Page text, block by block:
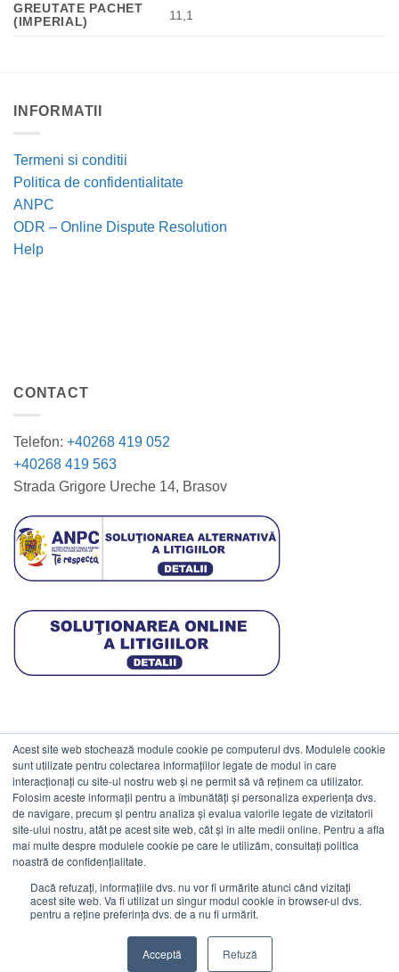
Acest site web stochează module cookie pe computerul dvs. Modulele cookie
sunt utilizate pentru colectarea informațiilor legate de modul în care
interacționați cu site-ul nostru web și ne permit să vă reținem ca utilizator.
Folosim aceste informații pentru a îmbunătăți și personaliza experiența dvs.
de navigare, precum și pentru analiza și evalua valorile legate de vizitatorii
site-ului nostru, atât pe acest site web, cât și în alte medii online. Pentru a afla
mai multe despre modulele cookie pe care le utilizăm, consultați politica
noastră de confidențialitate.
Dacă refuzați, informațiile dvs. nu vor fi urmărite atunci când vizitați
acest site web. Va fi utilizat un singur modul cookie în browser-ul dvs.
pentru a reține preferința dvs. de a nu fi urmărit.
Acceptă Refuză
GREUTATE PACHET
(IMPERIAL)
11,1
INFORMATII
Termeni si conditii
Politica de confidentialitate
ANPC
ODR – Online Dispute Resolution
Help
CONTACT
Telefon: +40268 419 052
+40268 419 563
Strada Grigore Ureche 14, Brasov
DATE COMERCIALE
ESTICO S.R.L.
CIF: RO1094402.
Reg.Com: J08/469/1991.
Visa MasterCard
Cash
On
Stripe